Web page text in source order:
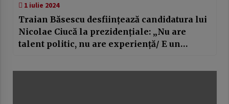
1 iulie 2024
Traian Băsescu desființează candidatura lui
Nicolae Ciucă la prezidențiale: „Nu are
talent politic, nu are experiență/ E un